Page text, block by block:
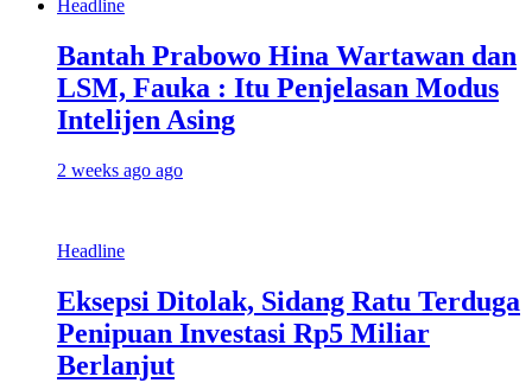
Headline
Bantah Prabowo Hina Wartawan dan
LSM, Fauka : Itu Penjelasan Modus
Intelijen Asing
2 weeks ago ago
Headline
Eksepsi Ditolak, Sidang Ratu Terduga
Penipuan Investasi Rp5 Miliar
Berlanjut